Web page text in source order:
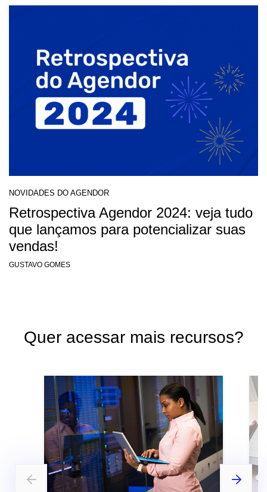
NOVIDADES DO AGENDOR
Retrospectiva Agendor 2024: veja tudo
que lançamos para potencializar suas
vendas!
GUSTAVO GOMES
Quer acessar mais recursos?